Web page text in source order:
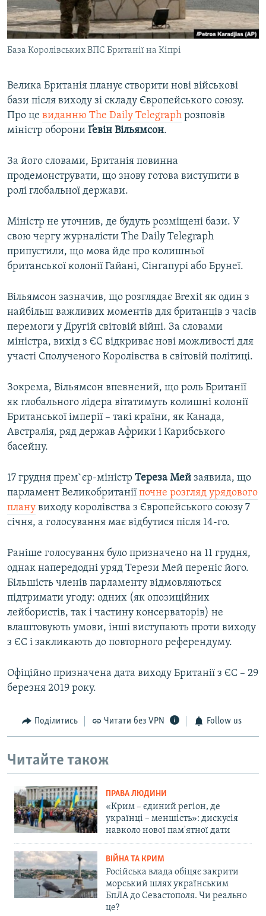
ВІДЕОУРОКИ «ELIFBE»
СВІДЧЕННЯ ОКУПАЦІЇ
УКРАЇНСЬКА ПРОБЛЕМА КРИМУ
Русский
Qırımtatar
Усі сайти RFE/RL
База Королівських ВПС Британії на Кіпрі
Велика Британія планує створити нові військові
бази після виходу зі складу Європейського союзу.
Про це виданню The Daily Telegraph розповів
міністр оборони Ґевін Вільямсон.
За його словами, Британія повинна
продемонструвати, що знову готова виступити в
ролі глобальної держави.
Міністр не уточнив, де будуть розміщені бази. У
свою чергу журналісти The Daily Telegraph
припустили, що мова йде про колишньої
британської колонії Гайані, Сінгапурі або Брунеї.
Вільямсон зазначив, що розглядає Brexit як один з
найбільш важливих моментів для британців з часів
перемоги у Другій світовій війні. За словами
міністра, вихід з ЄС відкриває нові можливості для
участі Сполученого Королівства в світовій політиці.
Зокрема, Вільямсон впевнений, що роль Британії
як глобального лідера вітатимуть колишні колонії
Британської імперії – такі країни, як Канада,
Австралія, ряд держав Африки і Карибського
басейну.
17 грудня прем`єр-міністр Тереза Мей заявила, що
парламент Великобританії почне розгляд урядового
плану виходу королівства з Європейського союзу 7
січня, а голосування має відбутися після 14-го.
Раніше голосування було призначено на 11 грудня,
однак напередодні уряд Терези Мей переніс його.
Більшість членів парламенту відмовляються
підтримати угоду: одних (як опозиційних
лейбористів, так і частину консерваторів) не
влаштовують умови, інші виступають проти виходу
з ЄС і закликають до повторного референдуму.
Офіційно призначена дата виходу Британії з ЄС – 29
березня 2019 року.
Поділитись Читати без VPN Follow us
Читайте також
ПРАВА ЛЮДИНИ
«Крим – єдиний регіон, де
українці – меншість»: дискусія
навколо нової пам'ятної дати
ВІЙНА ТА КРИМ
Російська влада обіцяє закрити
морський шлях українським
БпЛА до Севастополя. Чи реально
це?